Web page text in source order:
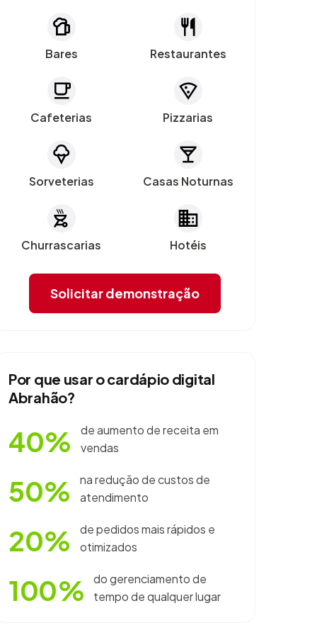
Bares Restaurantes
Cafeterias Pizzarias
Sorveterias Casas Noturnas
Churrascarias Hotéis
Solicitar demonstração
Por que usar o cardápio digital
Abrahão?
40%
de aumento de receita em
vendas
50%
na redução de custos de
atendimento
20%
de pedidos mais rápidos e
otimizados
100%
do gerenciamento de
tempo de qualquer lugar